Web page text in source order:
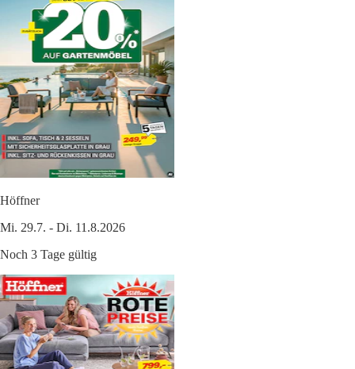
Höffner
Mi. 29.7. - Di. 11.8.2026
Noch 3 Tage gültig